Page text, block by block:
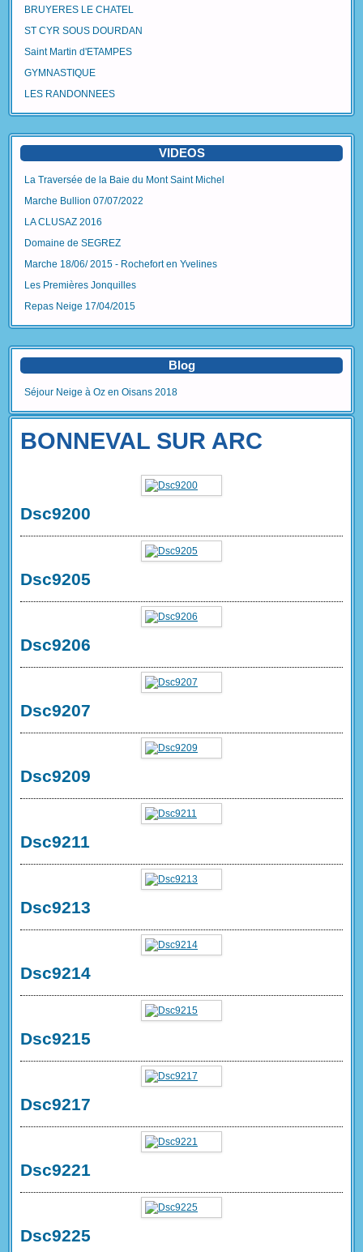
BRUYERES LE CHATEL
ST CYR SOUS DOURDAN
Saint Martin d'ETAMPES
GYMNASTIQUE
LES RANDONNEES
VIDEOS
La Traversée de la Baie du Mont Saint Michel
Marche Bullion 07/07/2022
LA CLUSAZ 2016
Domaine de SEGREZ
Marche 18/06/ 2015 - Rochefort en Yvelines
Les Premières Jonquilles
Repas Neige 17/04/2015
Blog
Séjour Neige à Oz en Oisans 2018
BONNEVAL SUR ARC
Dsc9200
Dsc9205
Dsc9206
Dsc9207
Dsc9209
Dsc9211
Dsc9213
Dsc9214
Dsc9215
Dsc9217
Dsc9221
Dsc9225